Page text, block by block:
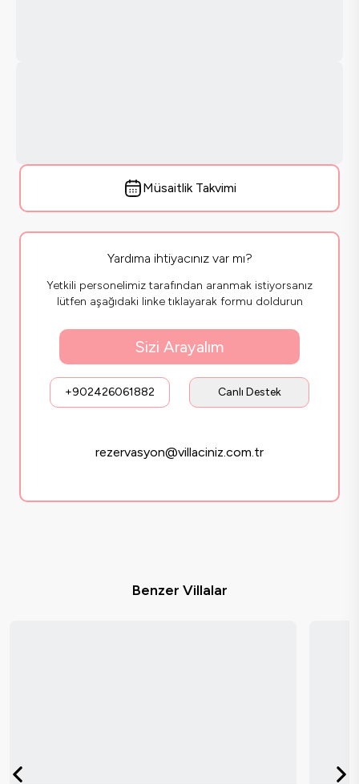
Müsaitlik Takvimi
Yardıma ihtiyacınız var mı?
Yetkili personelimiz tarafından aranmak istiyorsanız
lütfen aşağıdaki linke tıklayarak formu doldurun
Sizi Arayalım
+902426061882 Canlı Destek
rezervasyon@villaciniz.com.tr
Benzer Villalar